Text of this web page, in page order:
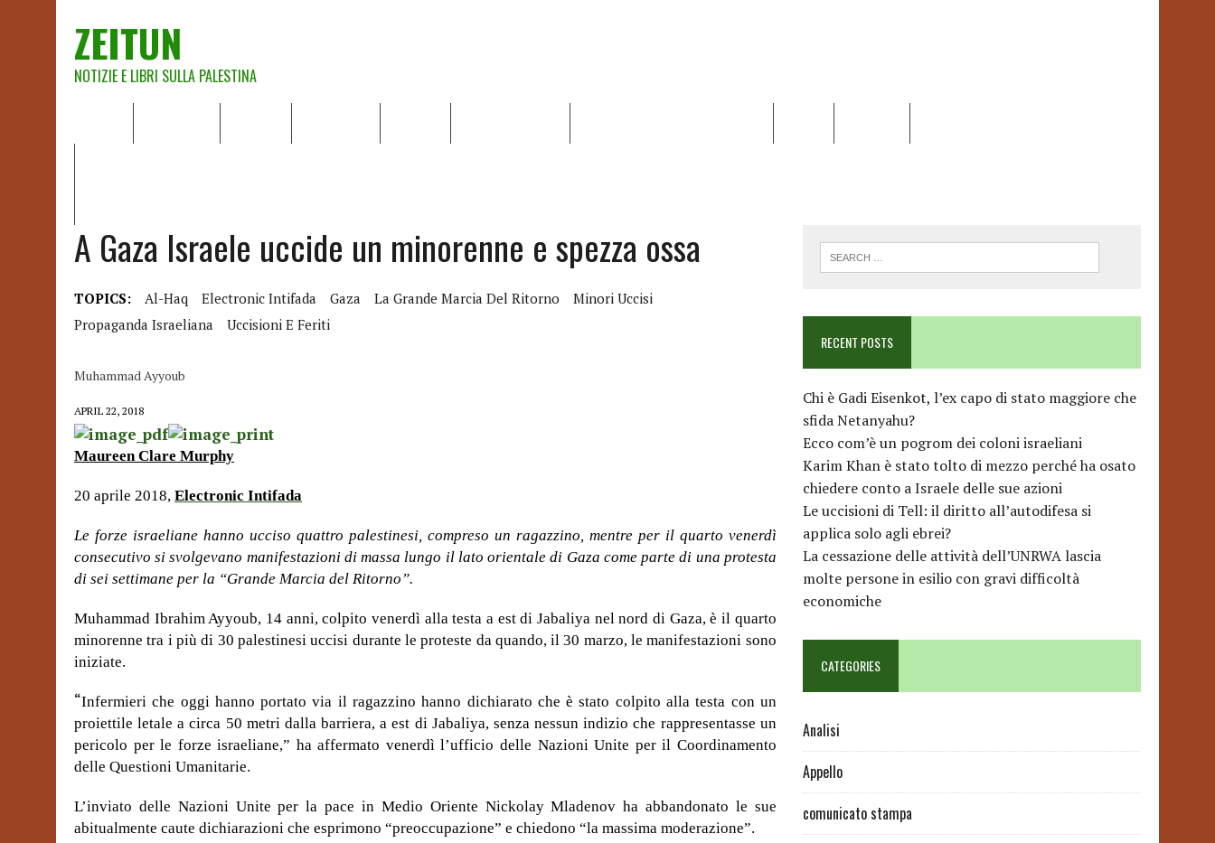
ZEITUN
NOTIZIE E LIBRI SULLA PALESTINA
A Gaza Israele uccide un minorenne e spezza ossa
TOPICS: Al-Haq Electronic Intifada Gaza La Grande Marcia Del Ritorno
Minori Uccisi
Propaganda Israeliana
Uccisioni E Feriti
Muhammad Ayyoub
APRIL 22, 2018
Maureen Clare Murphy
20 aprile 2018, Electronic Intifada
Le forze israeliane hanno ucciso quattro palestinesi, compreso un ragazzino, mentre per il quarto venerdì
consecutivo si svolgevano manifestazioni di massa lungo il lato orientale di Gaza come parte di una protesta
di sei settimane per la “Grande Marcia del Ritorno”.
Muhammad Ibrahim Ayyoub, 14 anni, colpito venerdì alla testa a est di Jabaliya nel nord di Gaza, è il quarto
minorenne tra i più di 30 palestinesi uccisi durante le proteste da quando, il 30 marzo, le manifestazioni sono
iniziate.
“Infermieri che oggi hanno portato via il ragazzino hanno dichiarato che è stato colpito alla testa con un
proiettile letale a circa 50 metri dalla barriera, a est di Jabaliya, senza nessun indizio che rappresentasse un
pericolo per le forze israeliane,” ha affermato venerdì l’ufficio delle Nazioni Unite per il Coordinamento
delle Questioni Umanitarie.
L’inviato delle Nazioni Unite per la pace in Medio Oriente Nickolay Mladenov ha abbandonato le sue
abitualmente caute dichiarazioni che esprimono “preoccupazione” e chiedono “la massima moderazione”.
RECENT POSTS
Chi è Gadi Eisenkot, l’ex capo di stato maggiore che
sfida Netanyahu?
Ecco com’è un pogrom dei coloni israeliani
Karim Khan è stato tolto di mezzo perché ha osato
chiedere conto a Israele delle sue azioni
Le uccisioni di Tell: il diritto all’autodifesa si
applica solo agli ebrei?
La cessazione delle attività dell’UNRWA lascia
molte persone in esilio con gravi difficoltà
economiche
CATEGORIES
Analisi
Appello
comunicato stampa